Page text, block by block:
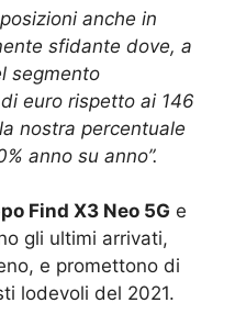
anche in
sfidante dove, a
segmento
euro rispetto ai 146
nostra percentuale
anno su anno”.
Find X3 Neo 5G e
gli ultimi arrivati,
e promettono di
lodevoli del 2021.